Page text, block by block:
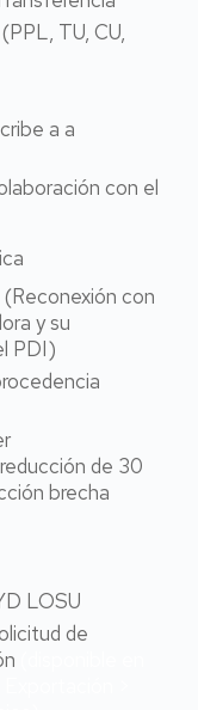
TU, CU,
a a
con el
con
y su
PDI)
de 30
brecha
LOSU
de